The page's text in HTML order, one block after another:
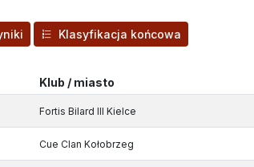
Klasyfikacja końcowa
Klub / miasto
Fortis Bilard III Kielce
Cue Clan Kołobrzeg